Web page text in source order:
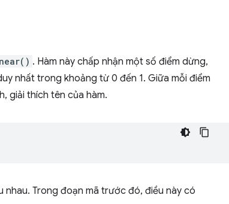
. Hàm này chấp nhận một số điểm dừng,
nhất trong khoảng từ 0 đến 1. Giữa mỗi điểm
giải thích tên của hàm.
Trong đoạn mã trước đó, điều này có